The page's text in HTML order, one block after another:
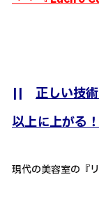
|| 正しい技
以上に上がる！
現代の美容室の『